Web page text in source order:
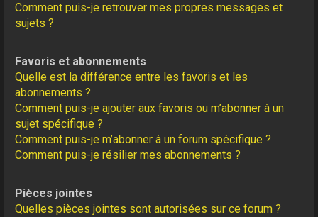
Comment puis-je retrouver mes propres messages et
sujets ?
Favoris et abonnements
Quelle est la différence entre les favoris et les
abonnements ?
Comment puis-je ajouter aux favoris ou m’abonner à un
sujet spécifique ?
Comment puis-je m’abonner à un forum spécifique ?
Comment puis-je résilier mes abonnements ?
Pièces jointes
Quelles pièces jointes sont autorisées sur ce forum ?